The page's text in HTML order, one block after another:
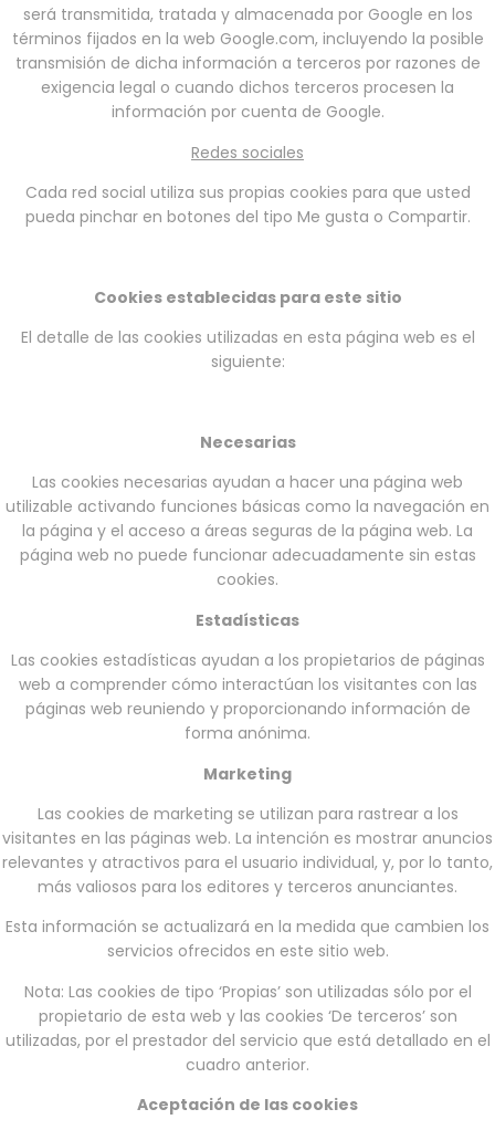
será transmitida, tratada y almacenada por Google en los
términos fijados en la web Google.com, incluyendo la posible
transmisión de dicha información a terceros por razones de
exigencia legal o cuando dichos terceros procesen la
información por cuenta de Google.
Redes sociales
Cada red social utiliza sus propias cookies para que usted
pueda pinchar en botones del tipo Me gusta o Compartir.
Cookies establecidas para este sitio
El detalle de las cookies utilizadas en esta página web es el
siguiente:
Necesarias
Las cookies necesarias ayudan a hacer una página web
utilizable activando funciones básicas como la navegación en
la página y el acceso a áreas seguras de la página web. La
página web no puede funcionar adecuadamente sin estas
cookies.
Estadísticas
Las cookies estadísticas ayudan a los propietarios de páginas
web a comprender cómo interactúan los visitantes con las
páginas web reuniendo y proporcionando información de
forma anónima.
Marketing
Las cookies de marketing se utilizan para rastrear a los
visitantes en las páginas web. La intención es mostrar anuncios
relevantes y atractivos para el usuario individual, y, por lo tanto,
más valiosos para los editores y terceros anunciantes.
Esta información se actualizará en la medida que cambien los
servicios ofrecidos en este sitio web.
Nota: Las cookies de tipo ‘Propias’ son utilizadas sólo por el
propietario de esta web y las cookies ‘De terceros’ son
utilizadas, por el prestador del servicio que está detallado en el
cuadro anterior.
Aceptación de las cookies